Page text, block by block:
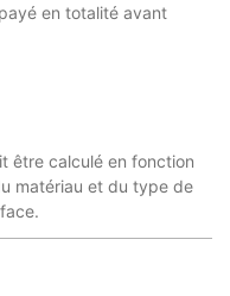
en totalité avant
être calculé en fonction
matériau et du type de